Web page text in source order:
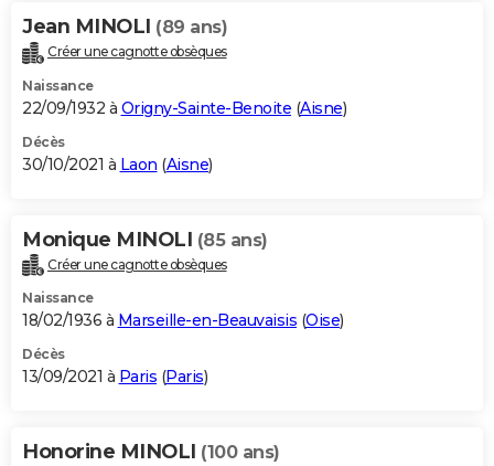
Jean MINOLI (89 ans)
Créer une cagnotte obsèques
Naissance
22/09/1932 à Origny-Sainte-Benoite (Aisne)
Décès
30/10/2021 à Laon (Aisne)
Monique MINOLI (85 ans)
Créer une cagnotte obsèques
Naissance
18/02/1936 à Marseille-en-Beauvaisis (Oise)
Décès
13/09/2021 à Paris (Paris)
Honorine MINOLI (100 ans)